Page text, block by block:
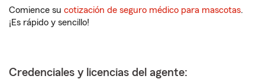
Comience su cotización de seguro médico para mascotas.
¡Es rápido y sencillo!
Credenciales y licencias del agente: